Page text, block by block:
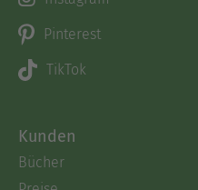
Pinterest
TikTok
Kunden
Bücher